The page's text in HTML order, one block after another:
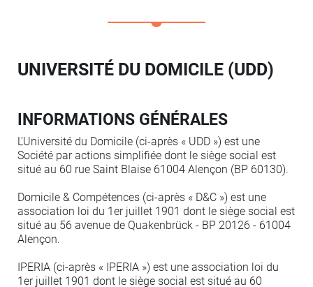
UNIVERSITÉ DU DOMICILE (UDD)
INFORMATIONS GÉNÉRALES
L'Université du Domicile (ci-après « UDD ») est une
Société par actions simplifiée dont le siège social est
situé au 60 rue Saint Blaise 61004 Alençon (BP 60130).
Domicile & Compétences (ci-après « D&C ») est une
association loi du 1er juillet 1901 dont le siège social est
situé au 56 avenue de Quakenbrück - BP 20126 - 61004
Alençon.
IPERIA (ci-après « IPERIA ») est une association loi du
1er juillet 1901 dont le siège social est situé au 60